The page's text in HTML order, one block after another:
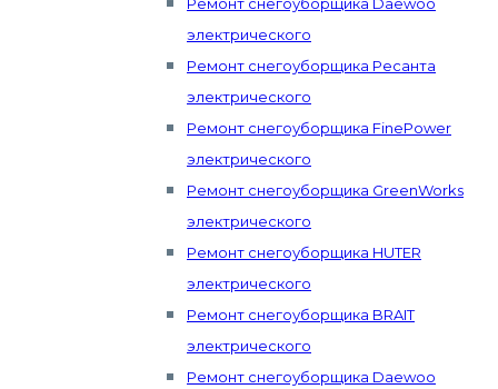
электрического
Ремонт снегоуборщика Ресанта
электрического
Ремонт снегоуборщика FinePower
электрического
Ремонт снегоуборщика GreenWorks
электрического
Ремонт снегоуборщика HUTER
электрического
Ремонт снегоуборщика BRAIT
электрического
Ремонт снегоуборщика Daewoo